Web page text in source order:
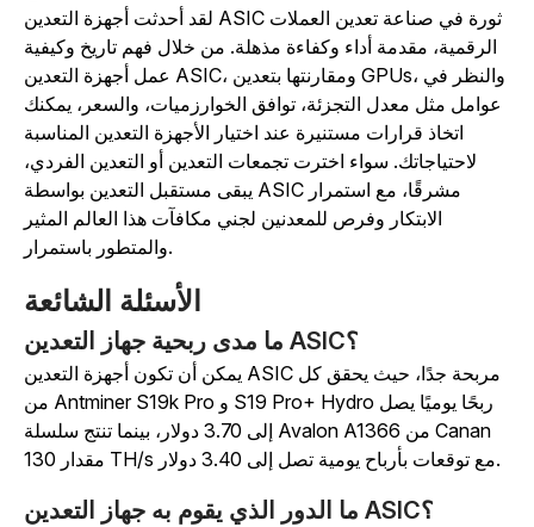
لقد أحدثت أجهزة التعدين ASIC ثورة في صناعة تعدين العملات
الرقمية، مقدمة أداء وكفاءة مذهلة. من خلال فهم تاريخ وكيفية
عمل أجهزة التعدين ASIC، ومقارنتها بتعدين GPUs، والنظر في
عوامل مثل معدل التجزئة، توافق الخوارزميات، والسعر، يمكنك
اتخاذ قرارات مستنيرة عند اختيار الأجهزة التعدين المناسبة
لاحتياجاتك. سواء اخترت تجمعات التعدين أو التعدين الفردي،
يبقى مستقبل التعدين بواسطة ASIC مشرقًا، مع استمرار
الابتكار وفرص للمعدنين لجني مكافآت هذا العالم المثير
الأسئلة الشائعة
يمكن أن تكون أجهزة التعدين ASIC مربحة جدًا، حيث يحقق كل
من Antminer S19k Pro و S19 Pro+ Hydro ربحًا يوميًا يصل
إلى 3.70 دولار، بينما تنتج سلسلة Avalon A1366 من Canan